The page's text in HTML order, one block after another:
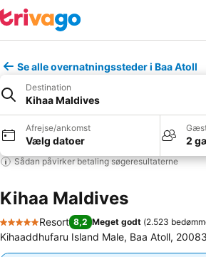
Se alle overnatningssteder i Baa Atoll
Destination
Kihaa Maldives
Afrejse/ankomst
Vælg datoer 2
Sådan påvirker betaling søgeresultaterne
Kihaa Maldives
5 Stjerner
Resort 8,2 Meget godt (2.523
Kihaaddhufaru Island Male, Baa Atoll,